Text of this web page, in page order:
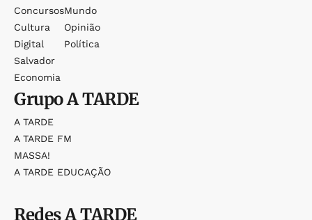
Concursos
Cultura
Digital
Salvador
Economia
Mundo
Opinião
Política
GrupoA TARDE
A TARDE
A TARDE FM
MASSA!
A TARDE EDUCAÇÃO
RedesA TARDE